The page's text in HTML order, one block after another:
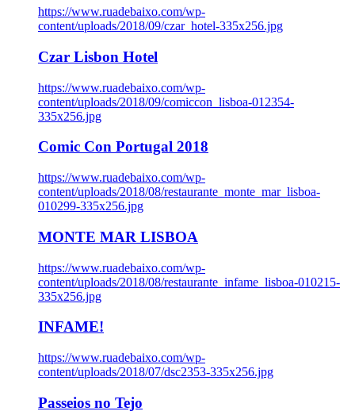
https://www.ruadebaixo.com/wp-
content/uploads/2018/09/czar_hotel-335x256.jpg
Czar Lisbon Hotel
https://www.ruadebaixo.com/wp-
content/uploads/2018/09/comiccon_lisboa-012354-
335x256.jpg
Comic Con Portugal 2018
https://www.ruadebaixo.com/wp-
content/uploads/2018/08/restaurante_monte_mar_lisboa-
010299-335x256.jpg
MONTE MAR LISBOA
https://www.ruadebaixo.com/wp-
content/uploads/2018/08/restaurante_infame_lisboa-010215-
335x256.jpg
INFAME!
https://www.ruadebaixo.com/wp-
content/uploads/2018/07/dsc2353-335x256.jpg
Passeios no Tejo